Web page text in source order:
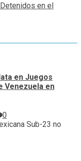
en el
en Juegos
Venezuela en
0
Sub-23 no